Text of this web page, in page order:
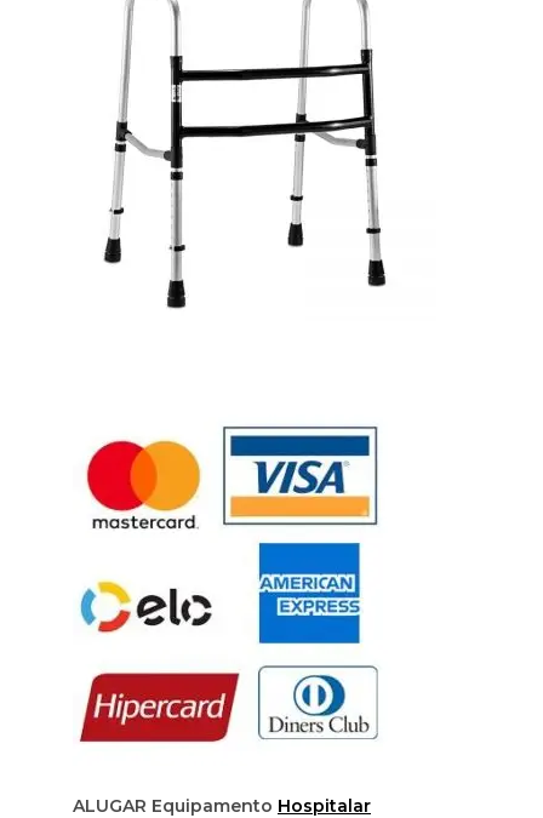
ALUGAR Equipamento Hospitalar